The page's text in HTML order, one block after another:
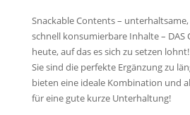
Snackable Contents –
schnell konsumierbare Inhalte –
heute, auf das es sich zu setzen lohnt!
Sie sind die perfekte Ergänzung zu
bieten eine ideale Kombination und
für eine gute kurze Unterhaltung!